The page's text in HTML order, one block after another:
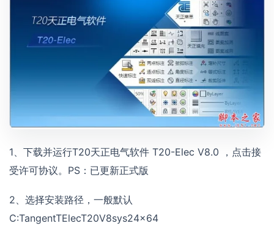
1、下载并运行T20天正电气软件 T20-Elec V8.0 ，点击接
受许可协议。PS：已更新正式版
2、选择安装路径，一般默认
C:TangentTElecT20V8sys24x64